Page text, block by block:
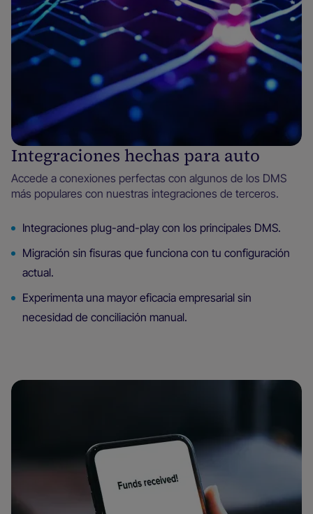
Integraciones hechas para auto
Accede a conexiones perfectas con algunos de los DMS
más populares con nuestras integraciones de terceros.
Integraciones plug-and-play con los principales DMS.
Migración sin fisuras que funciona con tu configuración
actual.
Experimenta una mayor eficacia empresarial sin
necesidad de conciliación manual.